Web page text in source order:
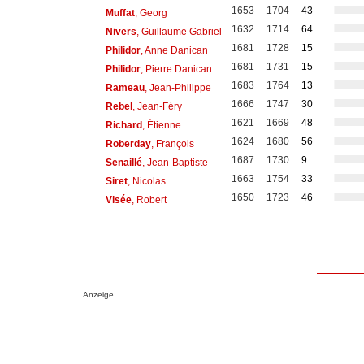
Muffat, Georg 1653 1704
43
Nivers , Guillaume Gabriel 1632 1714
64
Philidor, Anne Danican 1681 1728
15
Philidor, Pierre Danican 1681 1731
15
Rameau, Jean-Philippe 1683 1764
13
Rebel, Jean-Féry 1666 1747
30
Richard, Étienne 1621 1669
48
Roberday, François 1624 1680
56
Senaillé, Jean-Baptiste 1687 1730
9
Siret, Nicolas 1663 1754
33
Visée, Robert 1650 1723 46
Anzeige